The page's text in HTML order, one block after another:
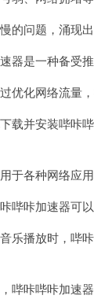
问题，涌现出
是一种备受推
化网络流量，
并安装哔咔哔
各种网络应用
咔加速器可以
播放时，哔咔
咔哔咔加速器